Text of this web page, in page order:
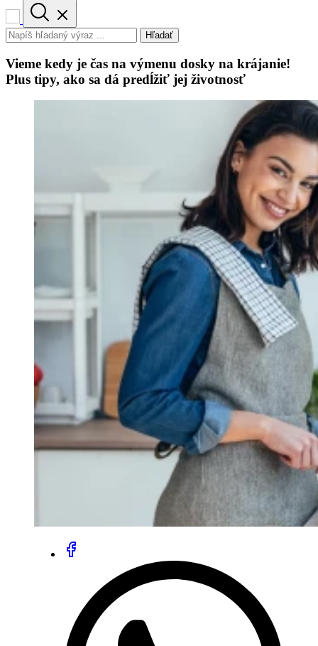
Hľadať
Vieme kedy je čas na výmenu dosky na krájanie!
Plus tipy, ako sa dá predĺžiť jej životnosť